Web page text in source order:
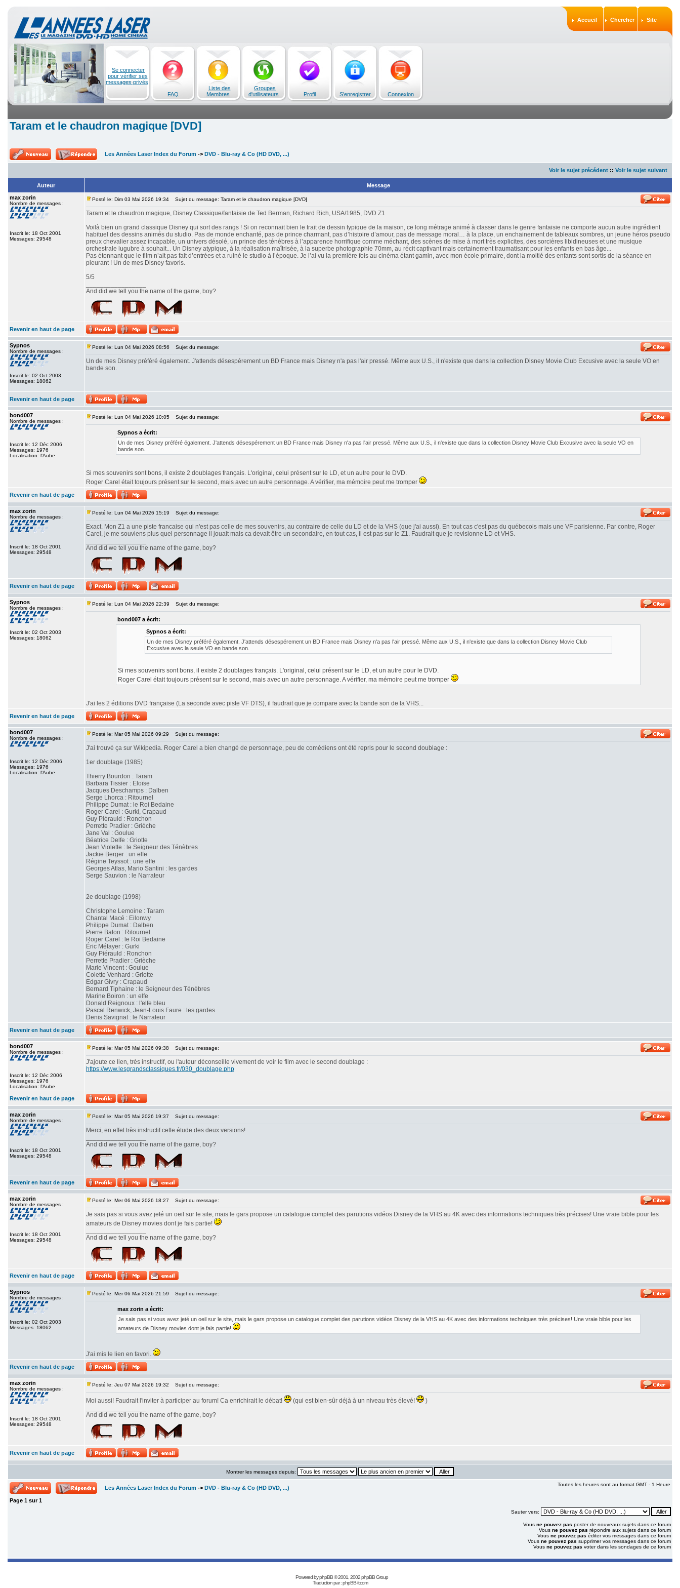
Accueil Chercher Site
Se connecter
pour vérifier ses
messages privés
FAQ
Liste des
Membres
Groupes
d'utilisateurs
Profil S'enregistrer Connexion
Taram et le chaudron magique [DVD]
Les Années Laser Index du Forum -> DVD - Blu-ray & Co (HD DVD, ...)
Voir le sujet précédent :: Voir le sujet suivant
Auteur
Message
max zorin
Nombre de messages :
Inscrit le: 18 Oct 2001
Messages: 29548
Posté le: Dim 03 Mai 2026 19:34 Sujet du message: Taram et le chaudron magique [DVD]
Taram et le chaudron magique, Disney Classique/fantaisie de Ted Berman, Richard Rich, USA/1985, DVD Z1
Voilà bien un grand classique Disney qui sort des rangs ! Si on reconnait bien le trait de dessin typique de la maison, ce long métrage animé à classer dans le genre fantaisie ne comporte aucun autre ingrédient
habituel des dessins animés du studio. Pas de monde enchanté, pas de prince charmant, pas d’histoire d’amour, pas de message moral… à la place, un enchainement de tableaux sombres, un jeune héros pseudo
preux chevalier assez incapable, un univers désolé, un prince des ténèbres à l’apparence horrifique comme méchant, des scènes de mise à mort très explicites, des sorcières libidineuses et une musique
orchestrale lugubre à souhait... Un Disney atypique, à la réalisation maîtrisée, à la superbe photographie 70mm, au récit captivant mais certainement traumatisant pour les enfants en bas âge...
Pas étonnant que le film n’ait pas fait d’entrées et a ruiné le studio à l’époque. Je l’ai vu la première fois au cinéma étant gamin, avec mon école primaire, dont la moitié des enfants sont sortis de la séance en
pleurant ! Un de mes Disney favoris.
5/5
And did we tell you the name of the game, boy?
Revenir en haut de page
Sypnos
Nombre de messages :
Inscrit le: 02 Oct 2003
Messages: 18062
Posté le: Lun 04 Mai 2026 08:56 Sujet du message:
Un de mes Disney préféré également. J'attends désespérement un BD France mais Disney n'a pas l'air pressé. Même aux U.S., il n'existe que dans la collection Disney Movie Club Excusive avec la seule VO en
bande son.
Revenir en haut de page
bond007
Nombre de messages :
Inscrit le: 12 Déc 2006
Messages: 1976
Localisation: l'Aube
Posté le: Lun 04 Mai 2026 10:05 Sujet du message:
Sypnos a écrit:
Un de mes Disney préféré également. J'attends désespérement un BD France mais Disney n'a pas l'air pressé. Même aux U.S., il n'existe que dans la collection Disney Movie Club Excusive avec la seule VO en
bande son.
Si mes souvenirs sont bons, il existe 2 doublages français. L'original, celui présent sur le LD, et un autre pour le DVD.
Roger Carel était toujours présent sur le second, mais avec un autre personnage. A vérifier, ma mémoire peut me tromper
Revenir en haut de page
max zorin
Nombre de messages :
Inscrit le: 18 Oct 2001
Messages: 29548
Posté le: Lun 04 Mai 2026 15:19 Sujet du message:
Exact. Mon Z1 a une piste francaise qui n'est pas celle de mes souvenirs, au contraire de celle du LD et de la VHS (que j'ai aussi). En tout cas c'est pas du québecois mais une VF parisienne. Par contre, Roger
Carel, je me souviens plus quel personnage il jouait mais ca devait être un secondaire, en tout cas, il est pas sur le Z1. Faudrait que je revisionne LD et VHS.
And did we tell you the name of the game, boy?
Revenir en haut de page
Sypnos
Nombre de messages :
Inscrit le: 02 Oct 2003
Messages: 18062
Posté le: Lun 04 Mai 2026 22:39 Sujet du message:
bond007 a écrit:
Sypnos a écrit:
Un de mes Disney préféré également. J'attends désespérement un BD France mais Disney n'a pas l'air pressé. Même aux U.S., il n'existe que dans la collection Disney Movie Club
Excusive avec la seule VO en bande son.
Si mes souvenirs sont bons, il existe 2 doublages français. L'original, celui présent sur le LD, et un autre pour le DVD.
Roger Carel était toujours présent sur le second, mais avec un autre personnage. A vérifier, ma mémoire peut me tromper
J'ai les 2 éditions DVD française (La seconde avec piste VF DTS), il faudrait que je compare avec la bande son de la VHS...
Revenir en haut de page
bond007
Nombre de messages :
Inscrit le: 12 Déc 2006
Messages: 1976
Localisation: l'Aube
Posté le: Mar 05 Mai 2026 09:29 Sujet du message:
J'ai trouvé ça sur Wikipedia. Roger Carel a bien changé de personnage, peu de comédiens ont été repris pour le second doublage :
1er doublage (1985)
Thierry Bourdon : Taram
Barbara Tissier : Eloïse
Jacques Deschamps : Dalben
Serge Lhorca : Ritournel
Philippe Dumat : le Roi Bedaine
Roger Carel : Gurki, Crapaud
Guy Piérauld : Ronchon
Perrette Pradier : Grièche
Jane Val : Goulue
Béatrice Delfe : Griotte
Jean Violette : le Seigneur des Ténèbres
Jackie Berger : un elfe
Régine Teyssot : une elfe
Georges Atlas, Mario Santini : les gardes
Serge Sauvion : le Narrateur
2e doublage (1998)
Christophe Lemoine : Taram
Chantal Macé : Eilonwy
Philippe Dumat : Dalben
Pierre Baton : Ritournel
Roger Carel : le Roi Bedaine
Éric Métayer : Gurki
Guy Piérauld : Ronchon
Perrette Pradier : Grièche
Marie Vincent : Goulue
Colette Venhard : Griotte
Edgar Givry : Crapaud
Bernard Tiphaine : le Seigneur des Ténèbres
Marine Boiron : un elfe
Donald Reignoux : l'elfe bleu
Pascal Renwick, Jean-Louis Faure : les gardes
Denis Savignat : le Narrateur
Revenir en haut de page
bond007
Nombre de messages :
Inscrit le: 12 Déc 2006
Messages: 1976
Localisation: l'Aube
Posté le: Mar 05 Mai 2026 09:38 Sujet du message:
J'ajoute ce lien, très instructif, ou l'auteur déconseille vivement de voir le film avec le second doublage :
https://www.lesgrandsclassiques.fr/030_doublage.php
Revenir en haut de page
max zorin
Nombre de messages :
Inscrit le: 18 Oct 2001
Messages: 29548
Posté le: Mar 05 Mai 2026 19:37 Sujet du message:
Merci, en effet très instructif cette étude des deux versions!
And did we tell you the name of the game, boy?
Revenir en haut de page
max zorin
Nombre de messages :
Inscrit le: 18 Oct 2001
Messages: 29548
Posté le: Mer 06 Mai 2026 18:27 Sujet du message:
Je sais pas si vous avez jeté un oeil sur le site, mais le gars propose un catalogue complet des parutions vidéos Disney de la VHS au 4K avec des informations techniques très précises! Une vraie bible pour les
amateurs de Disney movies dont je fais partie!
And did we tell you the name of the game, boy?
Revenir en haut de page
Sypnos
Nombre de messages :
Inscrit le: 02 Oct 2003
Messages: 18062
Posté le: Mer 06 Mai 2026 21:59 Sujet du message:
max zorin a écrit:
Je sais pas si vous avez jeté un oeil sur le site, mais le gars propose un catalogue complet des parutions vidéos Disney de la VHS au 4K avec des informations techniques très précises! Une vraie bible pour les
amateurs de Disney movies dont je fais partie!
J'ai mis le lien en favori.
Revenir en haut de page
max zorin
Nombre de messages :
Inscrit le: 18 Oct 2001
Messages: 29548
Posté le: Jeu 07 Mai 2026 19:32 Sujet du message:
Moi aussi! Faudrait l'inviter à participer au forum! Ca enrichirait le débat! (qui est bien-sûr déjà à un niveau très élevé!
)
And did we tell you the name of the game, boy?
Revenir en haut de page
Montrer les messages depuis:
Les Années Laser Index du Forum -> DVD - Blu-ray & Co (HD DVD, ...)
Toutes les heures sont au format GMT - 1 Heure
Page 1 sur1
Sauter vers:
Vous ne pouvez pas poster de nouveaux sujets dans ce forum
Vous ne pouvez pas répondre aux sujets dans ce forum
Vous ne pouvez pas éditer vos messages dans ce forum
Vous ne pouvez pas supprimer vos messages dans ce forum
Vous ne pouvez pas voter dans les sondages de ce forum
Powered byphpBB© 2001, 2002 phpBB Group
Traduction par :phpBB-fr.com